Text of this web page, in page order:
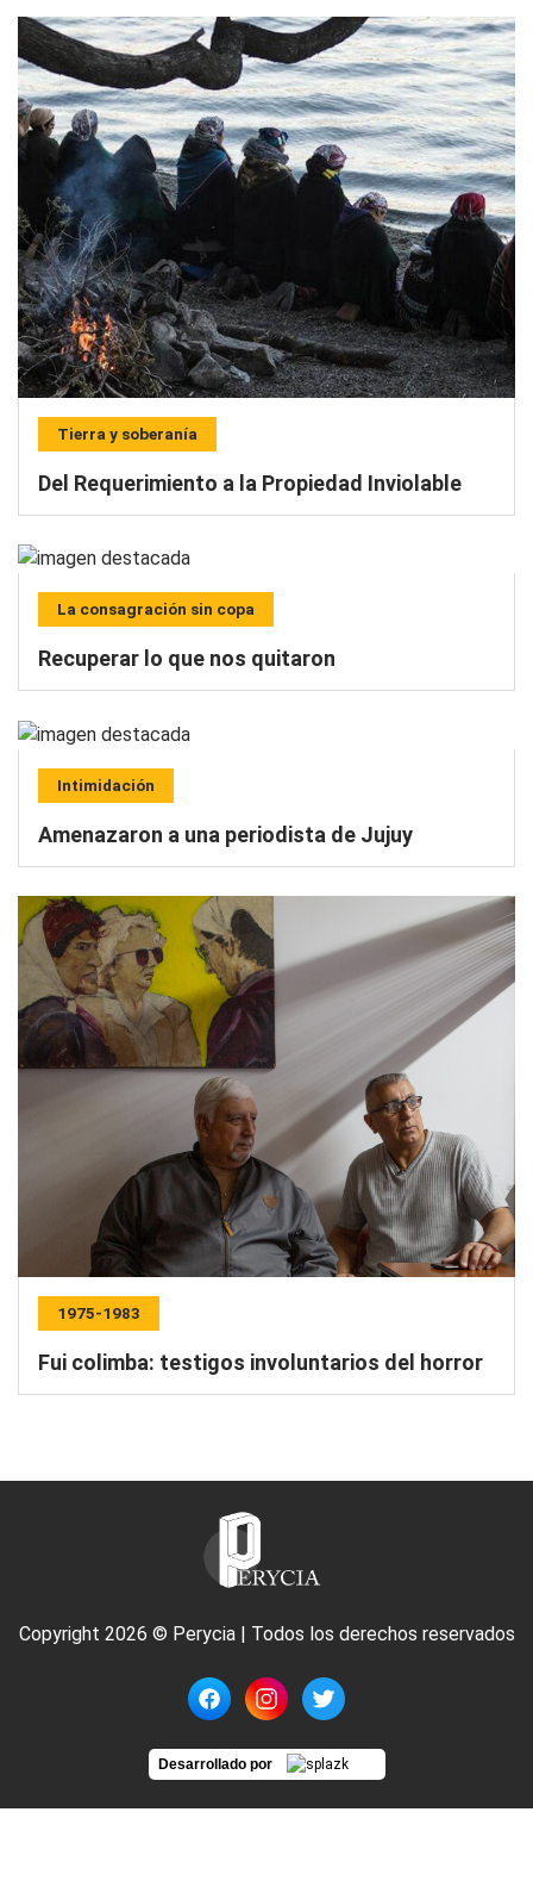
Tierra y soberanía
Del Requerimiento a la Propiedad Inviolable
La consagración sin copa
Recuperar lo que nos quitaron
Intimidación
Amenazaron a una periodista de Jujuy
1975-1983
Fui colimba: testigos involuntarios del horror
Copyright 2026 © Perycia | Todos los derechos reservados
Desarrollado por